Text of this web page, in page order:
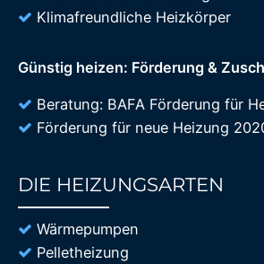
Klimafreundliche Heizkörper
Günstig heizen: Förderung &
Beratung: BAFA Förderung für
Förderung für neue Heizung
DIE HEIZUNGSARTEN
Wärmepumpen
Pelletheizung